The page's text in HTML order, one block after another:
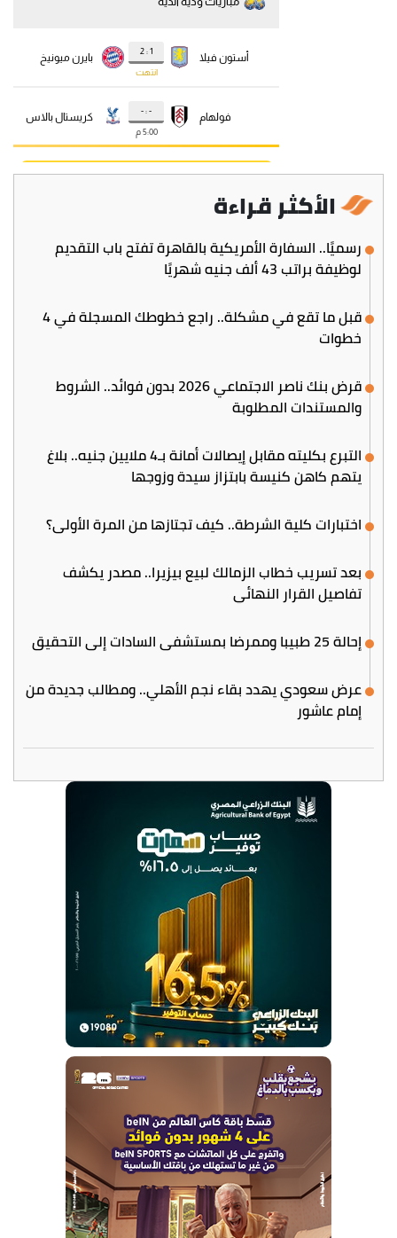
الأكثر قراءة
رسميًا.. السفارة الأمريكية بالقاهرة تفتح باب التقديم
لوظيفة براتب 43 ألف جنيه شهريًا
قبل ما تقع في مشكلة.. راجع خطوطك المسجلة في 4
خطوات
قرض بنك ناصر الاجتماعي 2026 بدون فوائد.. الشروط
والمستندات المطلوبة
التبرع بكليته مقابل إيصالات أمانة بـ4 ملايين جنيه.. بلاغ
يتهم كاهن كنيسة بابتزاز سيدة وزوجها
اختبارات كلية الشرطة.. كيف تجتازها من المرة الأولى؟
بعد تسريب خطاب الزمالك لبيع بيزيرا.. مصدر يكشف
تفاصيل القرار النهائي
إحالة 25 طبيبا وممرضا بمستشفى السادات إلى التحقيق
عرض سعودي يهدد بقاء نجم الأهلي.. ومطالب جديدة من
إمام عاشور